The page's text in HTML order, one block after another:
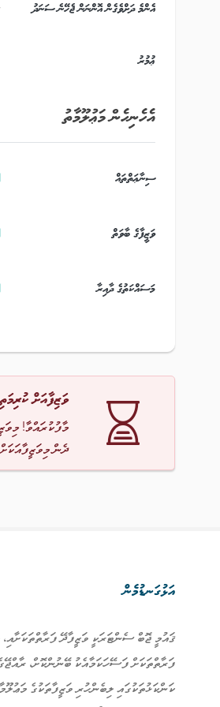
އެންމެ ދަށްވެގެން އޮންނަން ޖެހޭނެ ސަނަދު
ޢުމުރު
އެހެނިހެން މަޢުލޫމާތު
ސިނާޢަތްތައް
ވަޒީފާގެ ބާވަތް
މަސައްކަތުގެ ދާއިރާ
ވަޒިފާއަށް
މާފުކުރައްވާ!
ދެން
އަޅުގަނޑުމެން
ޤައުމީ ޖޮބް ސެންޓަރަކީ ވަޒީފާދޭ ފަރާތްތަކަށާއި،
ފަރާތްތަކަށް ފަސޭހަކަމާއެކު ބޭނުންކޮށް،
ކަންކަޅުތަކުގައި ލިބެންހުރި ވަޒީފާތަކުގެ